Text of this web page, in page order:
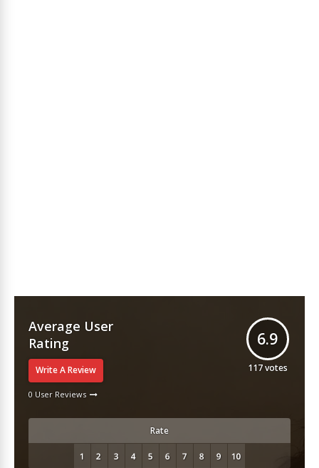
Average User
Rating
Write A Review
0 User Reviews
6.9
117votes
Rate